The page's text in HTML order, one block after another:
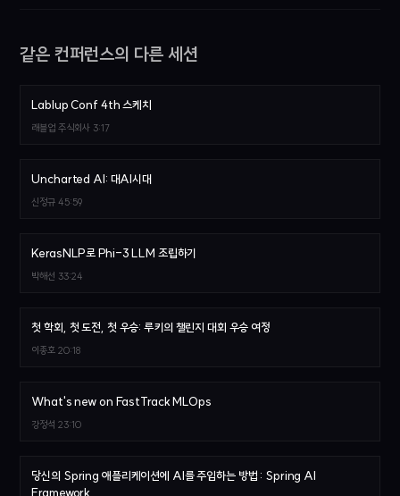
같은 컨퍼런스의 다른 세션
Lablup Conf 4th 스케치
래블업 주식회사 3:17
Uncharted AI: 대AI시대
신정규 45:59
KerasNLP로 Phi-3 LLM 조립하기
박해선 33:24
첫 학회, 첫 도전, 첫 우승: 루키의 챌린지 대회 우승 여정
이종호 20:18
What's new on FastTrack MLOps
강정석 23:10
당신의 Spring 애플리케이션에 AI를 주입하는 방법 : Spring AI
Framework